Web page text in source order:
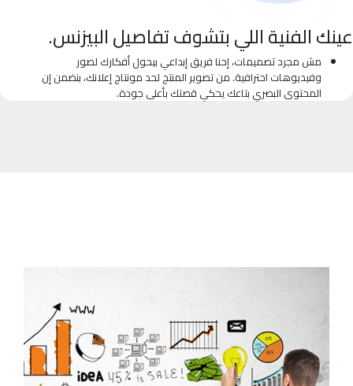
عينك الفنية اللي بتشوف تفاصيل البيزنس.
مش مجرد تصميمات، إحنا فريق إبداعي بيحول أفكارك لصور
وفيديوهات احترافية. من تصوير المنتج لحد مونتاج إعلانك، بنضمن إن
المحتوى البصري بتاعك يحكي قصتك بأعلى جودة.